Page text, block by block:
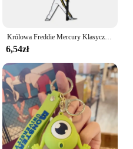
Królowa Freddie Mercury Klasyczna gwiazda rocka Metalowy wisiorek Naszyjnik Brelok Biżuteria modowa
6,54zł